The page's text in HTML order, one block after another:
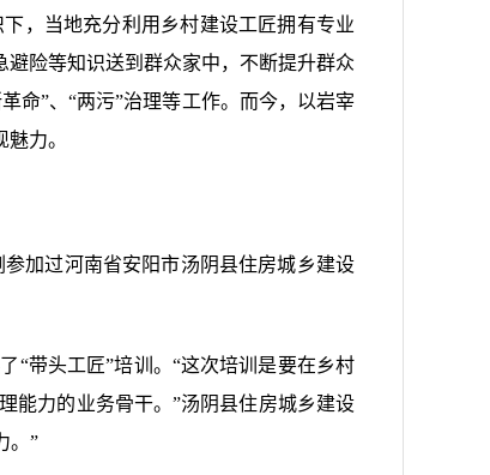
，当地充分利用乡村建设工匠拥有专业
险等知识送到群众家中，不断提升群众
命”、“两污”治理等工作。而今，以岩宰
力。
参加过河南省安阳市汤阴县住房城乡建设
“带头工匠”培训。“这次培训是要在乡村
能力的业务骨干。”汤阴县住房城乡建设
。”